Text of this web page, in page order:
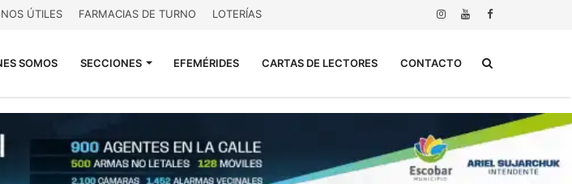
ÚTILES FARMACIAS DE TURNO LOTERÍAS
SOMOS SECCIONES EFEMÉRIDES CARTAS DE LECTORES CONTACTO